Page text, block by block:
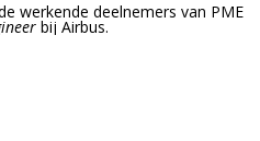
werkende deelnemers van PME
bij Airbus.